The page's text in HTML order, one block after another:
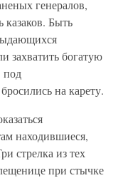
генералов,
казаков. Быть
захватить богатую
под
на карету.
находившиеся,
стрелка из тех
при стычке